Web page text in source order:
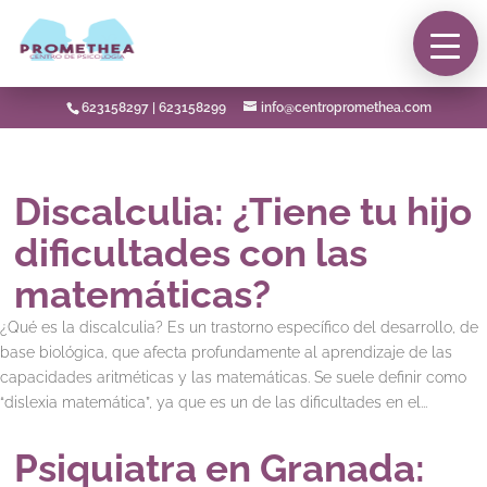
623158297 623158299 info@centropromethea.com
Discalculia: ¿Tiene tu hijo
dificultades con las
matemáticas?
¿Qué es la discalculia? Es un trastorno específico del desarrollo, de
base biológica, que afecta profundamente al aprendizaje de las
capacidades aritméticas y las matemáticas. Se suele definir como
“dislexia matemática”, ya que es un de las dificultades en el...
Psiquiatra en Granada: